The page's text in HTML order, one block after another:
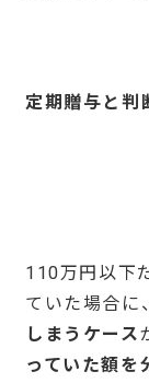
定期贈与と判
110万円以下
ていた場合に
しまうケース
っていた額を